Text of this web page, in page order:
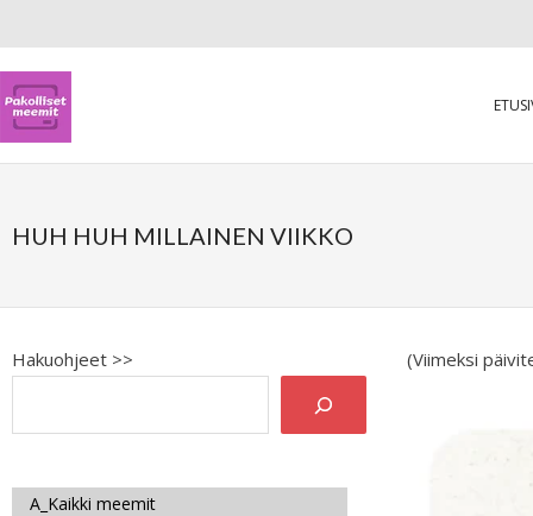
HUH HUH MILLAINEN VIIKKO
(Viimeksi
Hakuohjeet >>
A_Kaikki meemit